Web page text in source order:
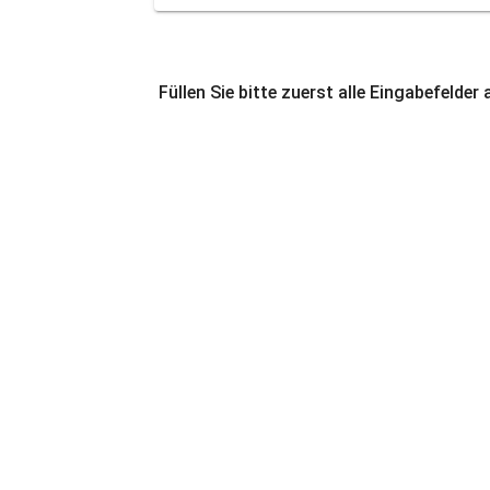
Füllen Sie bitte zuerst alle Eingabefelder